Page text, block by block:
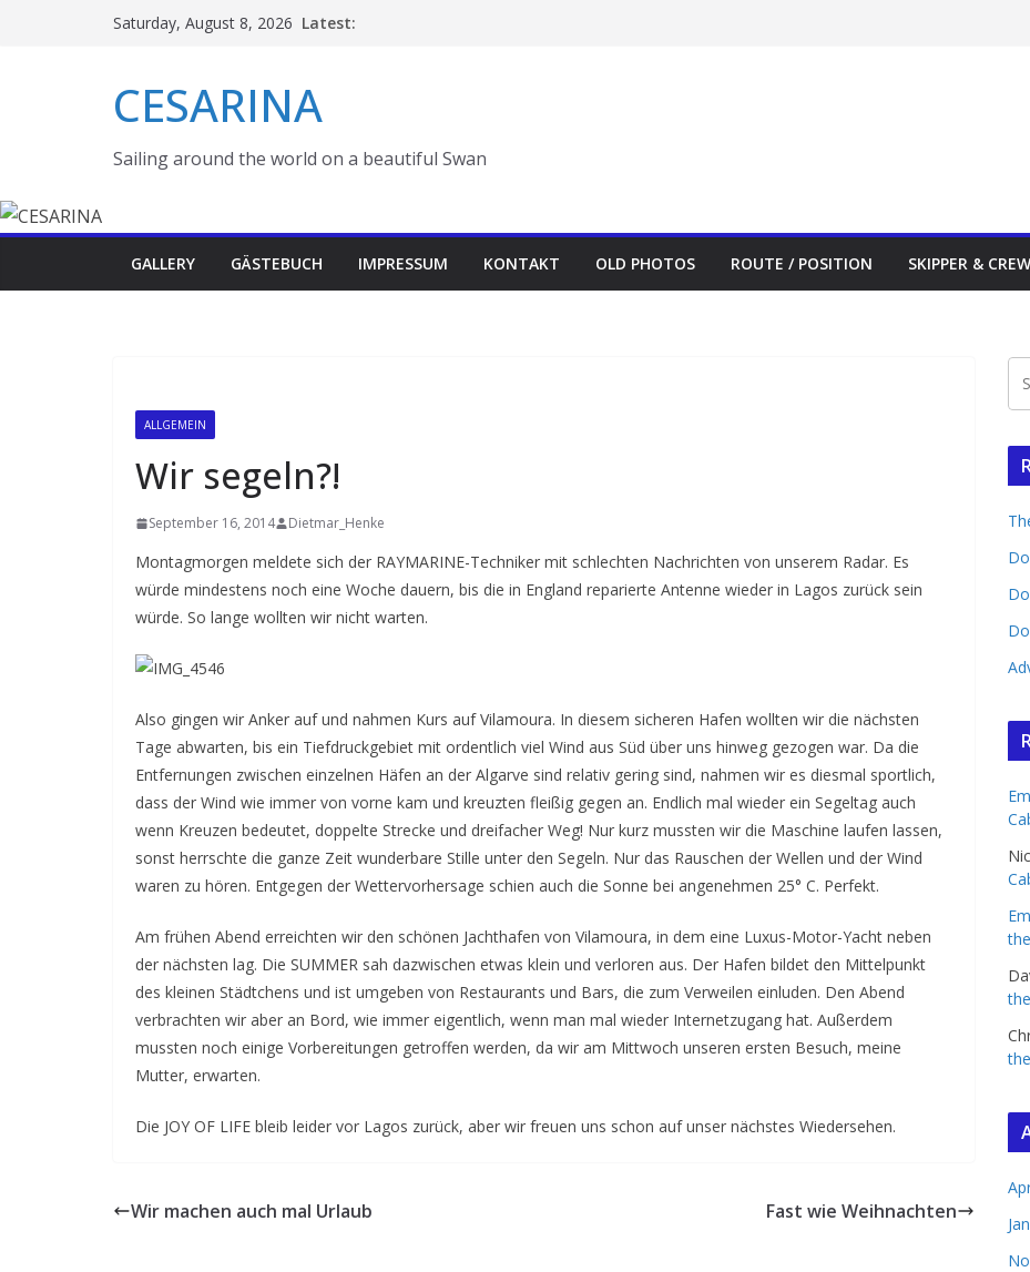
Saturday, August 8, 2026 Latest:
CESARINA
Sailing around the world on a beautiful Swan
GALLERY GÄSTEBUCH IMPRESSUM KONTAKT OLD PHOTOS ROUTE / POSITION SKIPPER & CREW
ALLGEMEIN
Wir segeln?!
September 16, 2014 Dietmar_Henke
Montagmorgen meldete sich der RAYMARINE-Techniker mit schlechten Nachrichten von unserem Radar. Es
würde mindestens noch eine Woche dauern, bis die in England reparierte Antenne wieder in Lagos zurück sein
würde. So lange wollten wir nicht warten.
Also gingen wir Anker auf und nahmen Kurs auf Vilamoura. In diesem sicheren Hafen wollten wir die nächsten
Tage abwarten, bis ein Tiefdruckgebiet mit ordentlich viel Wind aus Süd über uns hinweg gezogen war. Da die
Entfernungen zwischen einzelnen Häfen an der Algarve sind relativ gering sind, nahmen wir es diesmal sportlich,
dass der Wind wie immer von vorne kam und kreuzten fleißig gegen an. Endlich mal wieder ein Segeltag auch
wenn Kreuzen bedeutet, doppelte Strecke und dreifacher Weg! Nur kurz mussten wir die Maschine laufen lassen,
sonst herrschte die ganze Zeit wunderbare Stille unter den Segeln. Nur das Rauschen der Wellen und der Wind
waren zu hören. Entgegen der Wettervorhersage schien auch die Sonne bei angenehmen 25° C. Perfekt.
Am frühen Abend erreichten wir den schönen Jachthafen von Vilamoura, in dem eine Luxus-Motor-Yacht neben
der nächsten lag. Die SUMMER sah dazwischen etwas klein und verloren aus. Der Hafen bildet den Mittelpunkt
des kleinen Städtchens und ist umgeben von Restaurants und Bars, die zum Verweilen einluden. Den Abend
verbrachten wir aber an Bord, wie immer eigentlich, wenn man mal wieder Internetzugang hat. Außerdem
mussten noch einige Vorbereitungen getroffen werden, da wir am Mittwoch unseren ersten Besuch, meine
Mutter, erwarten.
Die JOY OF LIFE bleib leider vor Lagos zurück, aber wir freuen uns schon auf unser nächstes Wiedersehen.
Wir machen auch mal Urlaub Fast wie Weihnachten